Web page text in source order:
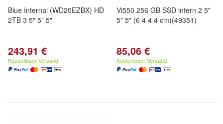
Blue Internal (WD20EZBX) HD
2TB 3 5" 5" 5"
243,91 €
Kostenloser Versand
Vi550 256 GB SSD intern 2 5"
5" 5" (6 4 4 4 cm)(49351)
85,06 €
Kostenloser Versand